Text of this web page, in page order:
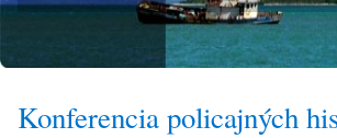
Konferencia policajných